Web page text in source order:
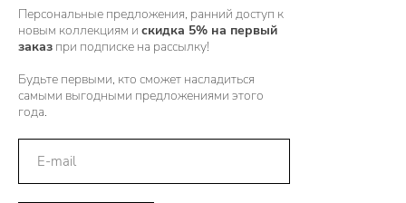
Персональные предложения, ранний доступ к
новым коллекциям и скидка 5% на первый
заказ при подписке на рассылку!
Будьте первыми, кто сможет насладиться
самыми выгодными предложениями этого
года.